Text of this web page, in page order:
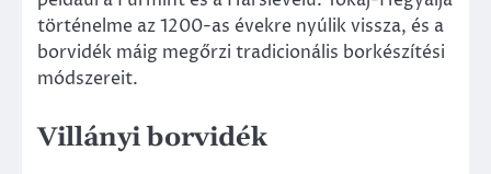
történelme az 1200-as évekre nyúlik vissza, és a
borvidék máig megőrzi tradicionális borkészítési
módszereit.
Villányi borvidék